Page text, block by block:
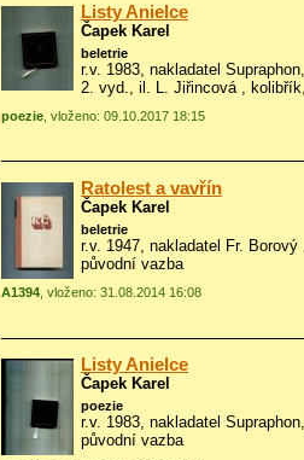
Listy Anielce
Čapek Karel
beletrie
r.v. 1983, nakladatel
2. vyd., il.
L. Jiřincová ,
poezie , vloženo: 09.10.2017 18:15
Ratolest a vavřín
Čapek Karel
beletrie
r.v. 1947, nakladatel Fr. Borový
původní vazba
A1394 , vloženo: 31.08.2014 16:08
Listy Anielce
Čapek Karel
poezie
r.v. 1983, nakladatel
původní vazba